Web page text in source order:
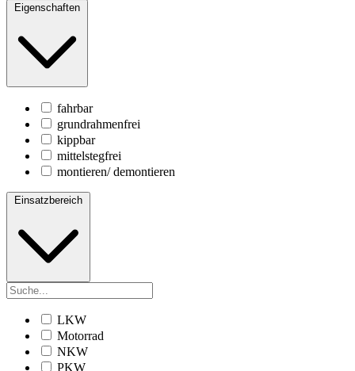
Eigenschaften
fahrbar
grundrahmenfrei
kippbar
mittelstegfrei
montieren/ demontieren
Einsatzbereich
LKW
Motorrad
NKW
PKW